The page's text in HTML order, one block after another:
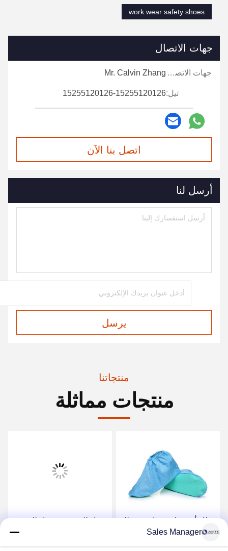
work wear safety shoes
جهات الاتصال
جهات الاتصال: Mr. Calvin Zhang
تيل:15255120126-15255120126
اتصل بنا الآن
أرسل لنا
يرسل
منتجاتنا
منتجات مماثلة
غطاء أحذية لمرة واحدة غطاء
أحذية لمصنع الإلكترونيات
مضاد للضرب ، مضاد للشق ،
للارتداء أحذية السلامة ،
Sales Manager